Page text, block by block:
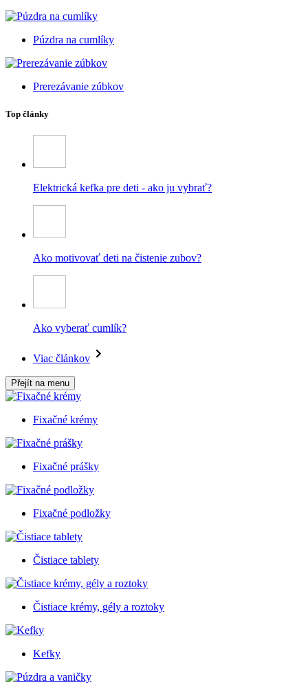
Púzdra na cumlíky
Prerezávanie zúbkov
Top články
Elektrická kefka pre deti - ako ju vybrať?
Ako motivovať deti na čistenie zubov?
Ako vyberať cumlík?
Viac článkov
Přejít na menu
Fixačné krémy
Fixačné prášky
Fixačné podložky
Čistiace tablety
Čistiace krémy, gély a roztoky
Kefky